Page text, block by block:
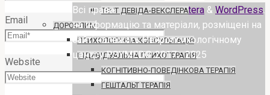
ТЕСТ ДЕВІДА-ВЕКСЛЕРА
ДОРОСЛИМ
ПСИХОЛОГІЧНА КОНСУЛЬТАЦІЯ
ІНДИВІДУАЛЬНА ПСИХОТЕРАПІЯ
КОГНІТИВНО-ПОВЕДІНКОВА ТЕРАПІЯ
ГЕШТАЛЬТ ТЕРАПІЯ
Email
Website
Powered byEsotera & WordPress.
Всі права
на інформацію та матеріали, розміщені на
сайті належать Нейропсихологічному
центру PSYMED© 2017 - 2025